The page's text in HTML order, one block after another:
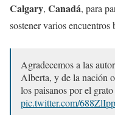
Calgary, Canadá, para
sostener varios encuentros
Agradecemos a las
Alberta, y de la nación
los paisanos por el
pic.twitter.com/